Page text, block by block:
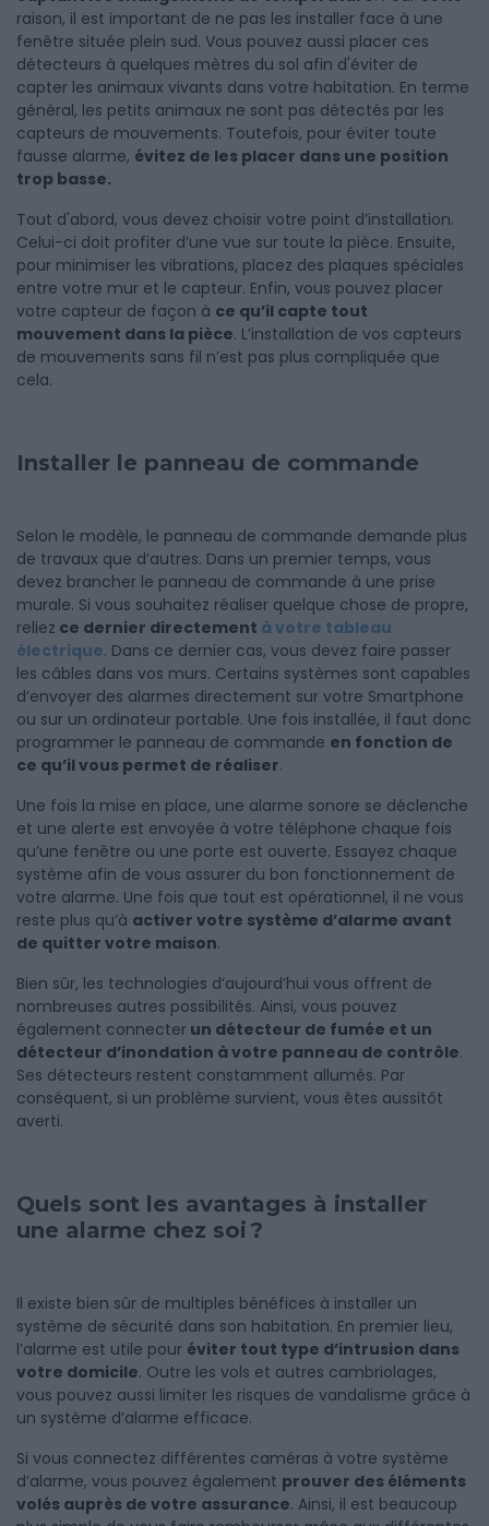
raison, il est important de ne pas les installer face à une
fenêtre située plein sud. Vous pouvez aussi placer ces
détecteurs à quelques mètres du sol afin d'éviter de
capter les animaux vivants dans votre habitation. En terme
général, les petits animaux ne sont pas détectés par les
capteurs de mouvements. Toutefois, pour éviter toute
fausse alarme, évitez de les placer dans une position
trop basse.
Tout d'abord, vous devez choisir votre point d’installation.
Celui-ci doit profiter d’une vue sur toute la pièce. Ensuite,
pour minimiser les vibrations, placez des plaques spéciales
entre votre mur et le capteur. Enfin, vous pouvez placer
votre capteur de façon à ce qu’il capte tout
mouvement dans la pièce. L’installation de vos capteurs
de mouvements sans fil n’est pas plus compliquée que
cela.
Installer le panneau de commande
Selon le modèle, le panneau de commande demande plus
de travaux que d’autres. Dans un premier temps, vous
devez brancher le panneau de commande à une prise
murale. Si vous souhaitez réaliser quelque chose de propre,
reliez ce dernier directement à votre tableau
électrique. Dans ce dernier cas, vous devez faire passer
les câbles dans vos murs. Certains systèmes sont capables
d’envoyer des alarmes directement sur votre Smartphone
ou sur un ordinateur portable. Une fois installée, il faut donc
programmer le panneau de commande en fonction de
ce qu’il vous permet de réaliser.
Une fois la mise en place, une alarme sonore se déclenche
et une alerte est envoyée à votre téléphone chaque fois
qu’une fenêtre ou une porte est ouverte. Essayez chaque
système afin de vous assurer du bon fonctionnement de
votre alarme. Une fois que tout est opérationnel, il ne vous
reste plus qu’à activer votre système d’alarme avant
de quitter votre maison.
Bien sûr, les technologies d’aujourd’hui vous offrent de
nombreuses autres possibilités. Ainsi, vous pouvez
également connecter un détecteur de fumée et un
détecteur d’inondation à votre panneau de contrôle.
Ses détecteurs restent constamment allumés. Par
conséquent, si un problème survient, vous êtes aussitôt
averti.
Quels sont les avantages à installer
une alarme chez soi ?
Il existe bien sûr de multiples bénéfices à installer un
système de sécurité dans son habitation. En premier lieu,
l’alarme est utile pour éviter tout type d’intrusion dans
votre domicile. Outre les vols et autres cambriolages,
vous pouvez aussi limiter les risques de vandalisme grâce à
un système d’alarme efficace.
Si vous connectez différentes caméras à votre système
d’alarme, vous pouvez également prouver des éléments
volés auprès de votre assurance. Ainsi, il est beaucoup